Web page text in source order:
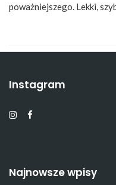
poważniejszego. Lekki,
Instagram
Najnowsze wpisy